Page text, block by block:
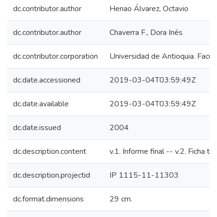
dc.contributor.author Henao Álvarez, Octavio
dc.contributor.author Chaverra F., Dora Inés
dc.contributor.corporation Universidad de Antioquia.
dc.date.accessioned 2019-03-04T03:59:49Z
dc.date.available 2019-03-04T03:59:49Z
dc.date.issued 2004
dc.description.content v.1. Informe final -- v.2. Ficha
dc.description.projectid IP 1115-11-11303
dc.format.dimensions 29 cm.